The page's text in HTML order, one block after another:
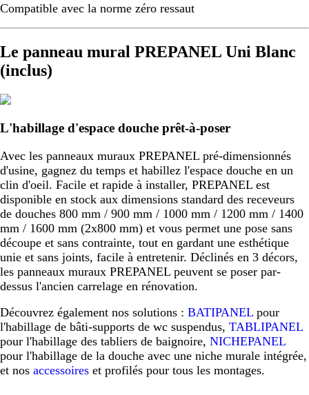
Compatible avec la norme zéro ressaut
Le panneau mural PREPANEL Uni Blanc
(inclus)
L'habillage d'espace douche prêt-à-poser
Avec les panneaux muraux PREPANEL pré-dimensionnés
d'usine, gagnez du temps et habillez l'espace douche en un
clin d'oeil. Facile et rapide à installer, PREPANEL est
disponible en stock aux dimensions standard des receveurs
de douches 800 mm / 900 mm / 1000 mm / 1200 mm / 1400
mm / 1600 mm (2x800 mm) et vous permet une pose sans
découpe et sans contrainte, tout en gardant une esthétique
unie et sans joints, facile à entretenir. Déclinés en 3 décors,
les panneaux muraux PREPANEL peuvent se poser par-
dessus l'ancien carrelage en rénovation.
Découvrez également nos solutions : BATIPANEL pour
l'habillage de bâti-supports de wc suspendus, TABLIPANEL
pour l'habillage des tabliers de baignoire, NICHEPANEL
pour l'habillage de la douche avec une niche murale intégrée,
et nos accessoires et profilés pour tous les montages.